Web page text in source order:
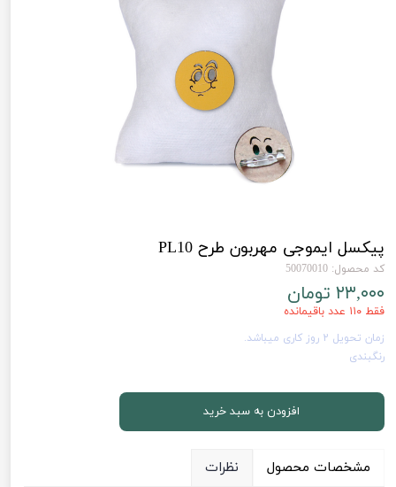
پیکسل ایموجی مهربون طرح PL10
کد محصول: 50070010
۲۳,۰۰۰ تومان
فقط ۱۱۰ عدد باقیمانده
زمان تحویل 2 روز کاری میباشد.
رنگبندی
افزودن به سبد خرید
مشخصات محصول نظرات